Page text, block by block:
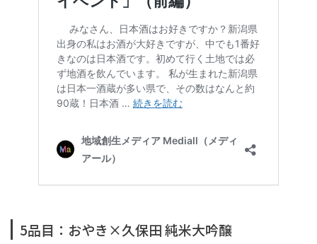
5品目：おやき×久保田 純米大吟醸